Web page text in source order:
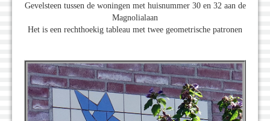
Gevelsteen tussen de woningen met huisnummer 30 en 32 aan de
Magnolialaan
Het is een rechthoekig tableau met twee geometrische patronen